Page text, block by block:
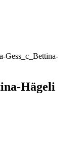
Gess_c_Bettina-
Hägeli